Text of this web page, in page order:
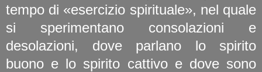
tempo di «esercizio spirituale», nel quale
si sperimentano consolazioni e
desolazioni, dove parlano lo spirito
buono e lo spirito cattivo e dove sono